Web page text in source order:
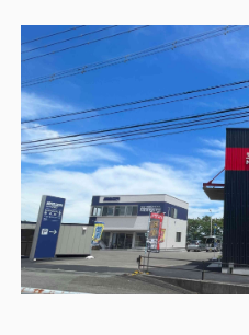
用途から探す
事務所・作業場
倉庫・工場
店舗